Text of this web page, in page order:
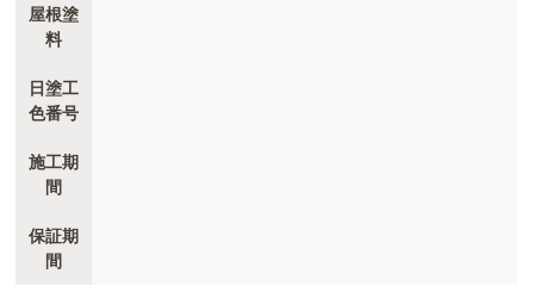
屋根塗
料
日塗工
色番号
施工期
間
保証期
間